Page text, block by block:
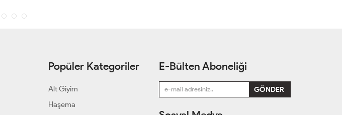
Popüler Kategoriler
Alt Giyim
Haşema
E-Bülten Aboneliği